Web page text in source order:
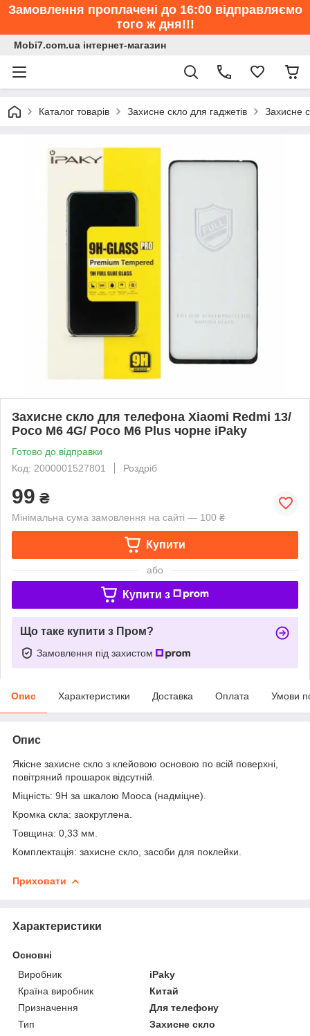
Замовлення проплачені до 16:00 відправляємо
того ж дня!!!
Mobi7.com.ua інтернет-магазин
Каталог товарів Захисне скло для гаджетів Захисне
Захисне скло для телефона Xiaomi Redmi 13/
Poco M6 4G/ Poco M6 Plus чорне iPaky
Готово до відправки
Код: 2000001527801
Роздріб
99 ₴
Мінімальна сума замовлення на сайті — 100 ₴
Купити
або
Купити з
Що таке купити з Пром?
Замовлення під захистом
Опис Характеристики Доставка Оплата Умови
Опис
Якісне захисне скло з клейовою основою по всій поверхні,
повітряний прошарок відсутній.
Міцність: 9Н за шкалою Мооса (надміцне).
Кромка скла: заокруглена.
Товщина: 0,33 мм.
Комплектація: захисне скло, засоби для поклейки.
Приховати
Характеристики
Основні
Виробник
iPaky
Країна виробник
Китай
Призначення
Для телефону
Тип
Захисне скло